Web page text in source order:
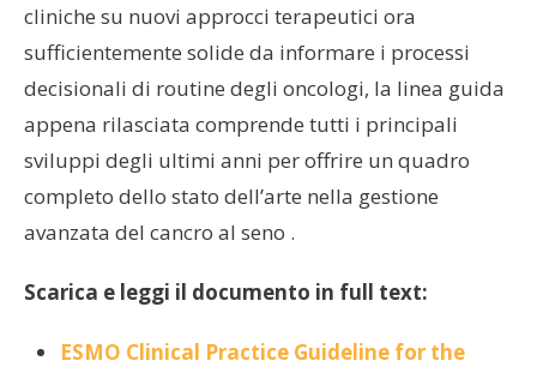
cliniche su nuovi approcci terapeutici ora
sufficientemente solide da informare i processi
decisionali di routine degli oncologi, la linea guida
appena rilasciata comprende tutti i principali
sviluppi degli ultimi anni per offrire un quadro
completo dello stato dell’arte nella gestione
avanzata del cancro al seno .
Scarica e leggi il documento in full text:
ESMO Clinical Practice Guideline for the